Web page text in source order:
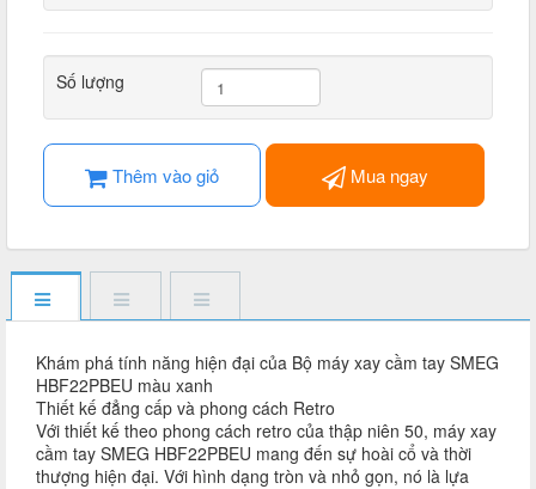
Số lượng
Thêm vào giỏ Mua ngay
Khám phá tính năng hiện đại của Bộ máy xay cầm tay SMEG
HBF22PBEU màu xanh
Thiết kế đẳng cấp và phong cách Retro
Với thiết kế theo phong cách retro của thập niên 50, máy xay
cầm tay SMEG HBF22PBEU mang đến sự hoài cổ và thời
thượng hiện đại. Với hình dạng tròn và nhỏ gọn, nó là lựa